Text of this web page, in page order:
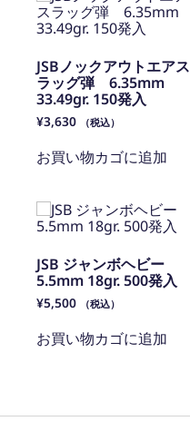
JSBノックアウトエアス
ラッグ弾 6.35mm
33.49gr. 150発入
¥3,630 （税込）
お買い物カゴに追加
JSB ジャンボヘビー
5.5mm 18gr. 500発入
¥5,500 （税込）
お買い物カゴに追加